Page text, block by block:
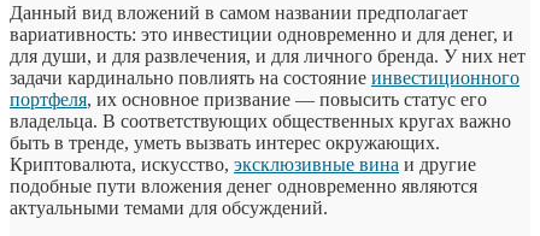
Данный вид вложений в самом названии предполагает
вариативность: это инвестиции одновременно и для денег, и
для души, и для развлечения, и для личного бренда. У них нет
задачи кардинально повлиять на состояние инвестиционного
портфеля, их основное призвание — повысить статус его
владельца. В соответствующих общественных кругах важно
быть в тренде, уметь вызвать интерес окружающих.
Криптовалюта, искусство, эксклюзивные вина и другие
подобные пути вложения денег одновременно являются
актуальными темами для обсуждений.